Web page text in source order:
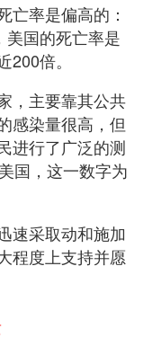
亡率是偏高的：
国的死亡率是
倍。
，主要靠其公共
感染量很高，但
进行了广泛的测
国，这一数字为
速采取动和施加
程度上支持并愿